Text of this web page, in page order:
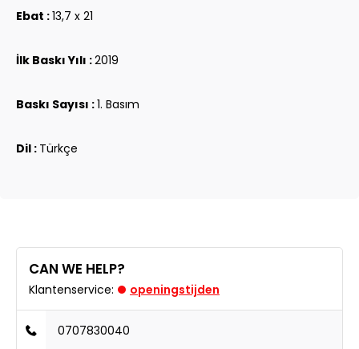
Ebat :13,7 x 21
İlk Baskı Yılı :2019
Baskı Sayısı :1. Basım
Dil : Türkçe
CAN WE HELP?
Klantenservice: openingstijden
0707830040